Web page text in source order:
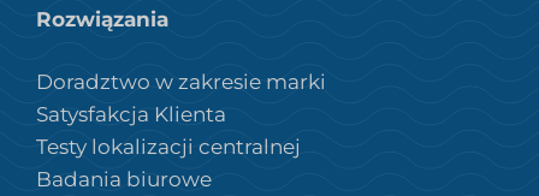
Rozwiązania
Doradztwo w zakresie marki
Satysfakcja Klienta
Testy lokalizacji centralnej
Badania biurowe